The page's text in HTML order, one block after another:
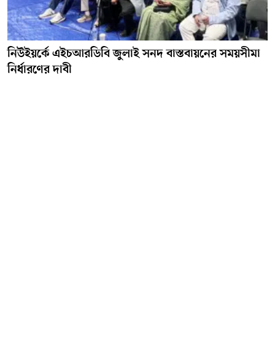
নিউইয়র্কে এইচআরডিবি জুলাই সনদ বাস্তবায়নের সময়সীমা
নির্ধারণের দাবী